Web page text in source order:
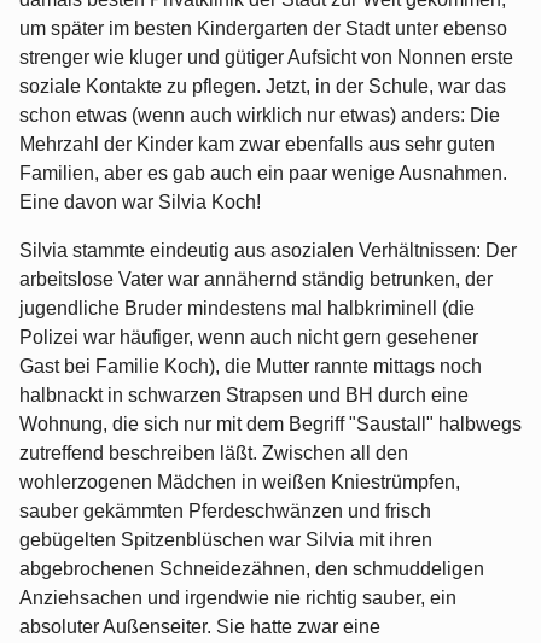
um später im besten Kindergarten der Stadt unter ebenso
strenger wie kluger und gütiger Aufsicht von Nonnen erste
soziale Kontakte zu pflegen. Jetzt, in der Schule, war das
schon etwas (wenn auch wirklich nur etwas) anders: Die
Mehrzahl der Kinder kam zwar ebenfalls aus sehr guten
Familien, aber es gab auch ein paar wenige Ausnahmen.
Eine davon war Silvia Koch!
Silvia stammte eindeutig aus asozialen Verhältnissen: Der
arbeitslose Vater war annähernd ständig betrunken, der
jugendliche Bruder mindestens mal halbkriminell (die
Polizei war häufiger, wenn auch nicht gern gesehener
Gast bei Familie Koch), die Mutter rannte mittags noch
halbnackt in schwarzen Strapsen und BH durch eine
Wohnung, die sich nur mit dem Begriff "Saustall" halbwegs
zutreffend beschreiben läßt. Zwischen all den
wohlerzogenen Mädchen in weißen Kniestrümpfen,
sauber gekämmten Pferdeschwänzen und frisch
gebügelten Spitzenblüschen war Silvia mit ihren
abgebrochenen Schneidezähnen, den schmuddeligen
Anziehsachen und irgendwie nie richtig sauber, ein
absoluter Außenseiter. Sie hatte zwar eine